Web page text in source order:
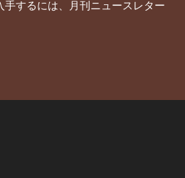
するには、月刊ニュースレター